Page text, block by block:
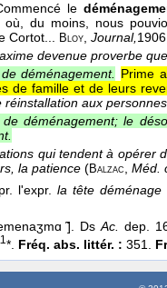
le
où, du moins, nous
Cortot... Bloy, Journal,1906
devenue proverbe
déménagement. Prime
de famille et de leurs
aux
de déménagement; le
qui tendent à opérer
la patience (Balzac, Méd.
l'expr. la tête déménage
̃]. DsAc. dep.
1 *. Fréq. abs. littér. : 351.